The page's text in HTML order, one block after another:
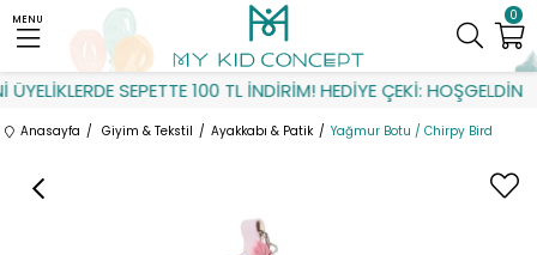
SEPETTE 100 TL İNDİRİM! HEDİYE ÇEKİ: HOŞGELDİN
0
MENU
Anasayfa Giyim & Tekstil Ayakkabı & Patik Yağmur Botu / Chirpy Bird